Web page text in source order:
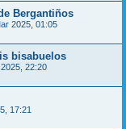
Bergantiños
2025, 01:05
bisabuelos
22:20
17:21